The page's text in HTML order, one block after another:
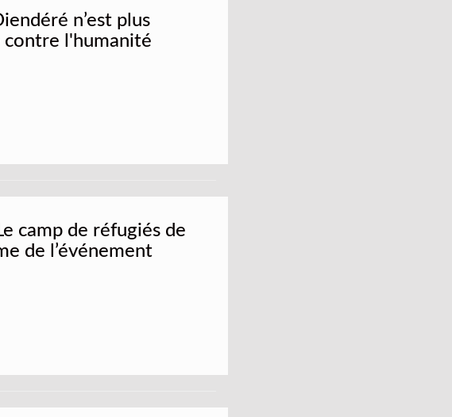
n’est plus
l'humanité
camp de réfugiés de
de l’événement